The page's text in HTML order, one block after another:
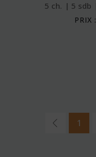
5 ch. 5 sdb
PRIX :
1